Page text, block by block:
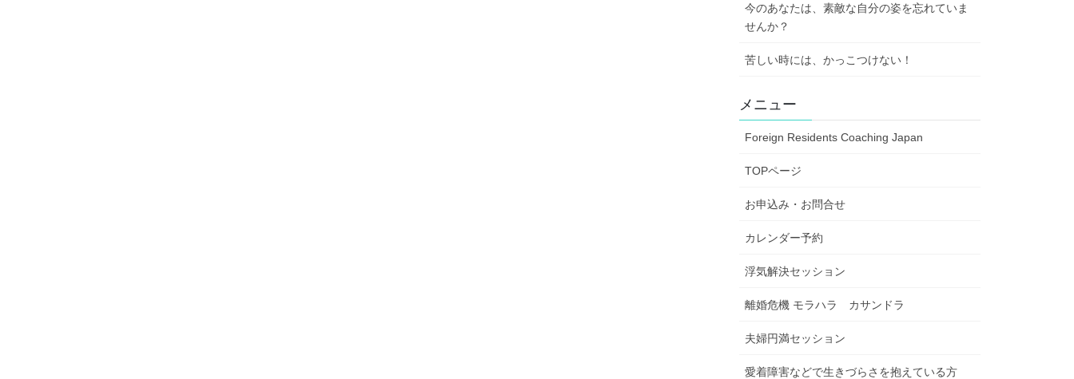
今のあなたは、素敵な自分の姿を忘れていま
せんか？
苦しい時には、かっこつけない！
メニュー
Foreign Residents Coaching Japan
TOPページ
お申込み・お問合せ
カレンダー予約
浮気解決セッション
離婚危機 モラハラ カサンドラ
夫婦円満セッション
愛着障害などで生きづらさを抱えている方